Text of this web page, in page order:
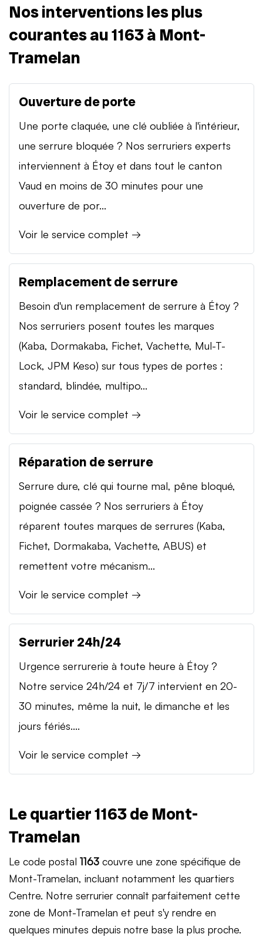
Nos interventions les plus
courantes au 1163 à Mont-
Tramelan
Ouverture de porte
Une porte claquée, une clé oubliée à l'intérieur,
une serrure bloquée ? Nos serruriers experts
interviennent à Étoy et dans tout le canton
Vaud en moins de 30 minutes pour une
ouverture de por...
Voir le service complet →
Remplacement de serrure
Besoin d'un remplacement de serrure à Étoy ?
Nos serruriers posent toutes les marques
(Kaba, Dormakaba, Fichet, Vachette, Mul-T-
Lock, JPM Keso) sur tous types de portes :
standard, blindée, multipo...
Voir le service complet →
Réparation de serrure
Serrure dure, clé qui tourne mal, pêne bloqué,
poignée cassée ? Nos serruriers à Étoy
réparent toutes marques de serrures (Kaba,
Fichet, Dormakaba, Vachette, ABUS) et
remettent votre mécanism...
Voir le service complet →
Serrurier 24h/24
Urgence serrurerie à toute heure à Étoy ?
Notre service 24h/24 et 7j/7 intervient en 20-
30 minutes, même la nuit, le dimanche et les
jours fériés....
Voir le service complet →
Le quartier 1163 de Mont-
Tramelan
Le code postal 1163 couvre une zone spécifique de
Mont-Tramelan, incluant notamment les quartiers
Centre. Notre serrurier connaît parfaitement cette
zone de Mont-Tramelan et peut s'y rendre en
quelques minutes depuis notre base la plus proche.